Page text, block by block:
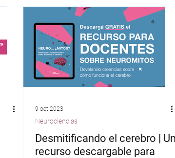
9 oct 2023
Neurociencias
Desmitificando el cerebro |
recurso descargable para